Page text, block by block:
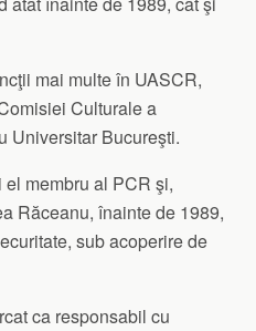
mai multe în UASCR,
Culturale a
Universitar Bucureşti.
el membru al PCR şi,
Răceanu, înainte de 1989,
sub acoperire de
ca responsabil cu